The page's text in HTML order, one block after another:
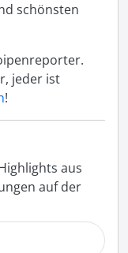
schönsten
jeder ist
!
aus
auf der